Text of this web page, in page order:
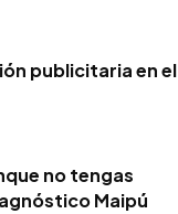
publicitaria en el
no tengas
Maipú